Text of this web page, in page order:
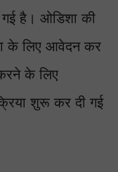
है। ओडिशा की
के लिए आवेदन कर
के लिए
शुरू कर दी गई